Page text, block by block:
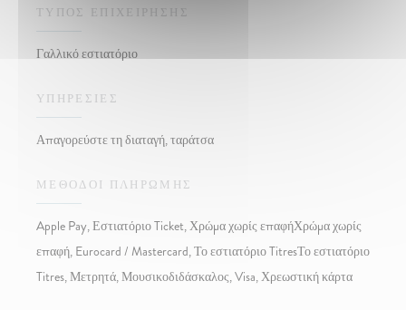
ΤΎΠΟΣ ΕΠΙΧΕΊΡΗΣΗΣ
Γαλλικό εστιατόριο
ΥΠΗΡΕΣΊΕΣ
Απαγορεύστε τη διαταγή, ταράτσα
ΜΈΘΟΔΟΙ ΠΛΗΡΩΜΉΣ
Apple Pay, Εστιατόριο Ticket, Χρώμα χωρίς επαφήΧρώμα χωρίς
επαφή, Eurocard / Mastercard, Το εστιατόριο TitresΤο εστιατόριο
Titres, Μετρητά, Μουσικοδιδάσκαλος, Visa, Χρεωστική κάρτα